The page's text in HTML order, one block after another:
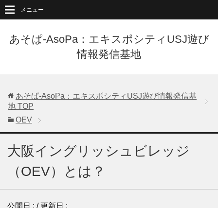
あそぱ-AsoPa：エキスポシティUSJ遊び
情報発信基地
メニュー
あそぱ-AsoPa：エキスポシティUSJ遊び情報発信基
地 TOP
OEV
大阪イングリッシュビレッジ
（OEV）とは？
公開日 : / 更新日 :